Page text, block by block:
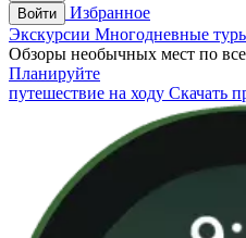
Войти
Избранное
Экскурсии Многодневные
Обзоры необычных мест по
Планируйте
путешествие на ходу Скачать